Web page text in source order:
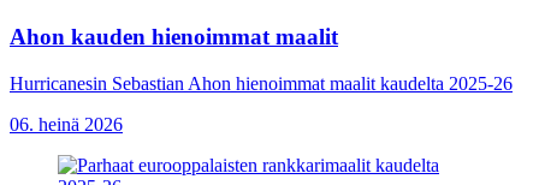
Ahon kauden hienoimmat maalit
Hurricanesin Sebastian Ahon hienoimmat maalit kaudelta 2025-26
06. heinä 2026